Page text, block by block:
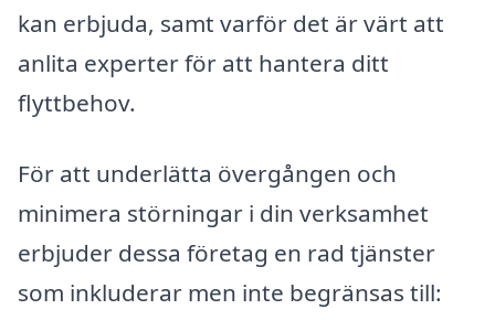
kan erbjuda, samt varför det är värt att
anlita experter för att hantera ditt
flyttbehov.
För att underlätta övergången och
minimera störningar i din verksamhet
erbjuder dessa företag en rad tjänster
som inkluderar men inte begränsas till: